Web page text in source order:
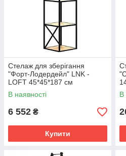
Стелаж для зберігання
"Форт-Лодердейл" LNK -
LOFT 45*45*187 см
В наявності
6 552 ₴
Купити
В